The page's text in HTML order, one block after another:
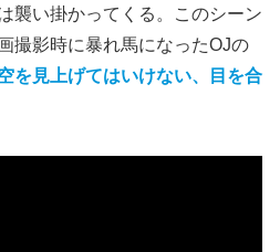
襲い掛かってくる。このシーン
撮影時に暴れ馬になったOJの
を見上げてはいけない、目を合